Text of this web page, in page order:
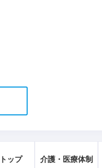
ップ 介護・医療体制